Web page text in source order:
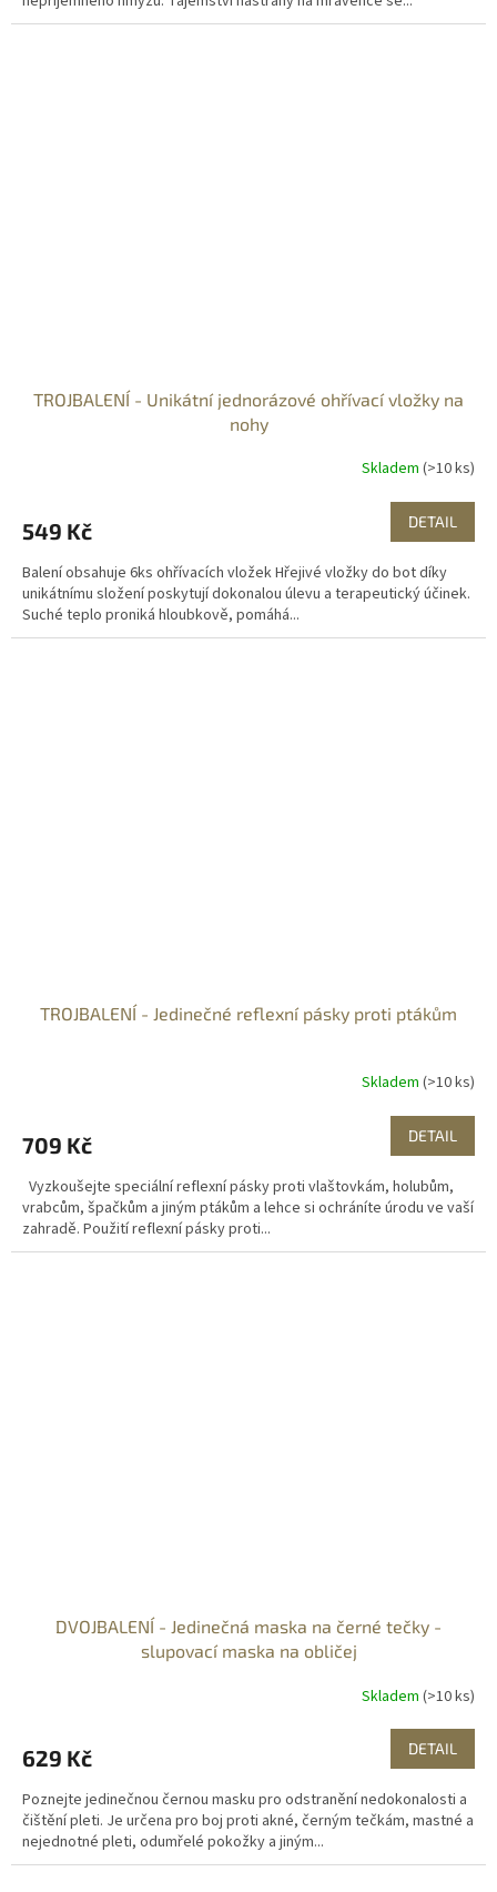
TROJBALENÍ - Unikátní jednorázové ohřívací vložky na
nohy
Skladem (>10 ks)
549 Kč DETAIL
Balení obsahuje 6ks ohřívacích vložek Hřejivé vložky do bot díky
unikátnímu složení poskytují dokonalou úlevu a terapeutický účinek.
Suché teplo proniká hloubkově, pomáhá...
TROJBALENÍ - Jedinečné reflexní pásky proti ptákům
Skladem (>10 ks)
709 Kč DETAIL
Vyzkoušejte speciální reflexní pásky proti vlaštovkám, holubům,
vrabcům, špačkům a jiným ptákům a lehce si ochráníte úrodu ve vaší
zahradě. Použití reflexní pásky proti...
DVOJBALENÍ - Jedinečná maska na černé tečky -
slupovací maska na obličej
Skladem (>10 ks)
629 Kč DETAIL
Poznejte jedinečnou černou masku pro odstranění nedokonalosti a
čištění pleti. Je určena pro boj proti akné, černým tečkám, mastné a
nejednotné pleti, odumřelé pokožky a jiným...